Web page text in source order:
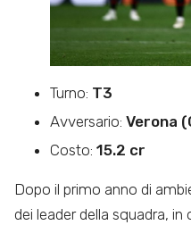
Turno: T3
Avversario: Verona
Costo: 15.2 cr
Dopo il primo anno di
dei leader della squadra,